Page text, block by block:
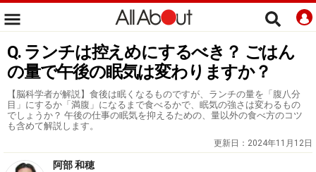
Q. ランチは控えめにするべき？ ごはん
の量で午後の眠気は変わりますか？
【脳科学者が解説】食後は眠くなるものですが、ランチの量を「腹八分
目」にするか「満腹」になるまで食べるかで、眠気の強さは変わるもの
でしょうか？ 午後の仕事の眠気を抑えるための、量以外の食べ方のコツ
も含めて解説します。
更新日： 2024年11月12日
阿部 和穂